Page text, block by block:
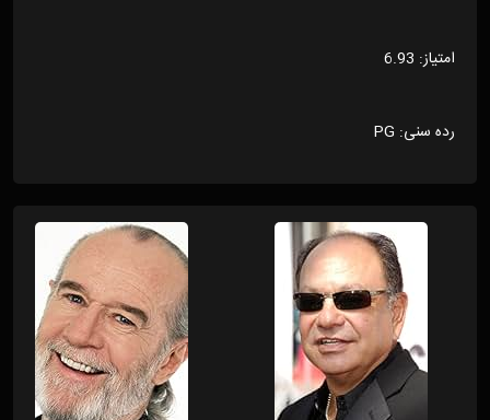
امتیاز: 6.93
رده سنی: PG